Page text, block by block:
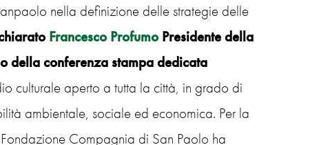
nella definizione delle strategie delle
Francesco ProfumoPresidente della
della conferenza stampa dedicata
culturale aperto a tutta la città, in grado di
ambientale, sociale ed economica. Per la
Compagnia di San Paolo ha